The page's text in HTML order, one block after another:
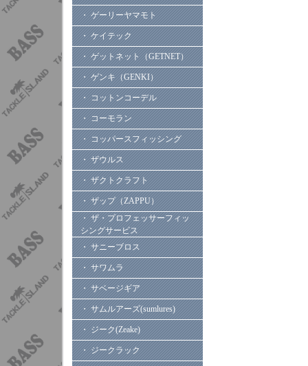
・ ゲーリーヤマモト
・ ケイテック
・ ゲットネット（GETNET）
・ ゲンキ（GENKI）
・ コットンコーデル
・ コーモラン
・ コッパースフィッシング
・ ザウルス
・ ザクトクラフト
・ ザップ（ZAPPU）
・ ザ・プロフェッサーフィッ
シングサービス
・ サニーブロス
・ サワムラ
・ サベージギア
・ サムルアーズ(sumlures)
・ ジーク(Zeake)
・ ジークラック